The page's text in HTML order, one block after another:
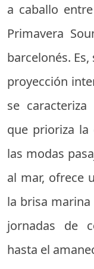
a caballo
Primavera
barcelonés.
proyección
se
que prioriza la
las modas
al mar, ofrece
la brisa
jornadas de
hasta el